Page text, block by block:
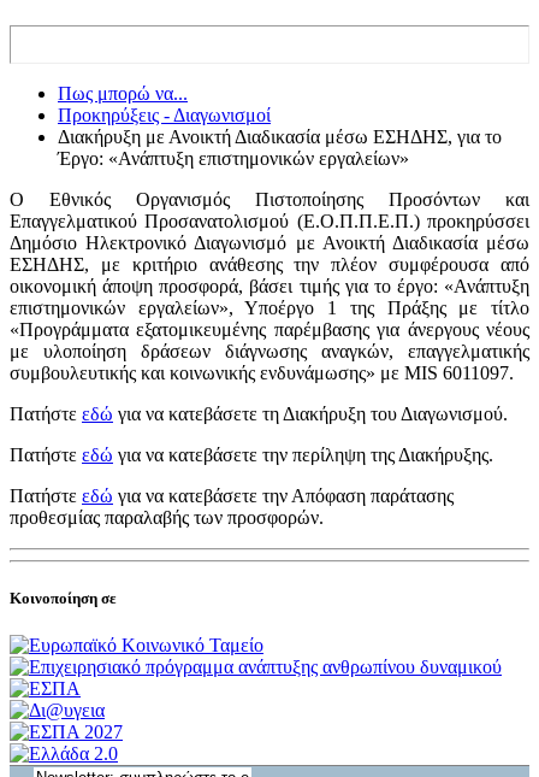
Πως μπορώ να...
Προκηρύξεις - Διαγωνισμοί
Διακήρυξη με Ανοικτή Διαδικασία μέσω ΕΣΗΔΗΣ, για το
Έργο: «Ανάπτυξη επιστημονικών εργαλείων»
O Εθνικός Οργανισμός Πιστοποίησης Προσόντων και
Επαγγελματικού Προσανατολισμού (Ε.Ο.Π.Π.Ε.Π.) προκηρύσσει
Δημόσιο Ηλεκτρονικό Διαγωνισμό με Ανοικτή Διαδικασία μέσω
ΕΣΗΔΗΣ, με κριτήριο ανάθεσης την πλέον συμφέρουσα από
οικονομική άποψη προσφορά, βάσει τιμής για το έργο: «Ανάπτυξη
επιστημονικών εργαλείων», Υποέργo 1 της Πράξης με τίτλο
«Προγράμματα εξατομικευμένης παρέμβασης για άνεργους νέους
με υλοποίηση δράσεων διάγνωσης αναγκών, επαγγελματικής
συμβουλευτικής και κοινωνικής ενδυνάμωσης» με MIS 6011097.
Πατήστε εδώ για να κατεβάσετε τη Διακήρυξη του Διαγωνισμού.
Πατήστε εδώ για να κατεβάσετε την περίληψη της Διακήρυξης.
Πατήστε εδώ για να κατεβάσετε την Απόφαση παράτασης
προθεσμίας παραλαβής των προσφορών.
Κοινοποίηση σε